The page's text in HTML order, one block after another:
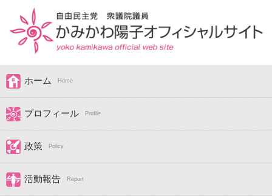
ホーム Home
プロフィール Profile
政策 Policy
活動報告 Report